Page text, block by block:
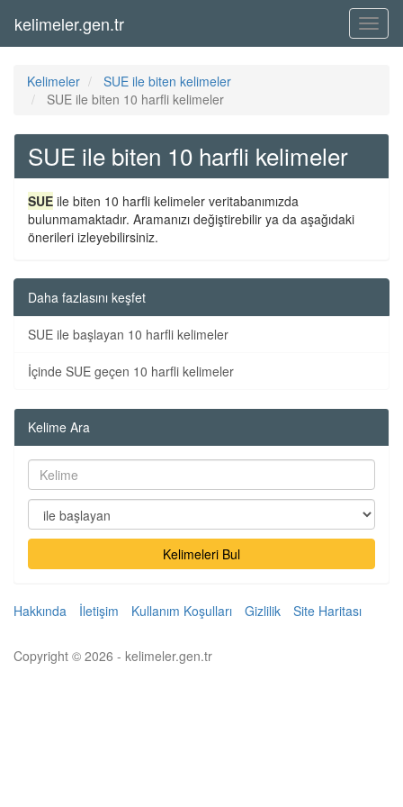
Menü
kelimeler.gen.tr
Kelimeler
SUE ile biten kelimeler
SUE ile biten 10 harfli kelimeler
SUE ile biten 10 harfli kelimeler
SUE ile biten 10 harfli kelimeler veritabanımızda
bulunmamaktadır. Aramanızı değiştirebilir ya da aşağıdaki
önerileri izleyebilirsiniz.
Daha fazlasını keşfet
SUE ile başlayan 10 harfli kelimeler
İçinde SUE geçen 10 harfli kelimeler
Kelime Ara
Kelimeleri Bul
Hakkında İletişim Kullanım Koşulları Gizlilik Site Haritası
Copyright © 2026 - kelimeler.gen.tr